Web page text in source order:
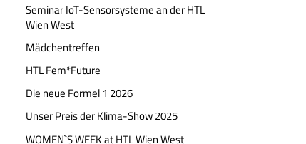
Seminar IoT-Sensorsysteme an der HTL
Wien West
Mädchentreffen
HTL Fem*Future
Die neue Formel 1 2026
Unser Preis der Klima-Show 2025
WOMEN`S WEEK at HTL Wien West